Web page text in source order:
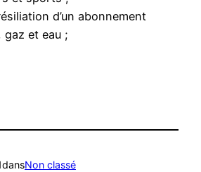
d’un abonnement
gaz et eau ;
dansNon classé